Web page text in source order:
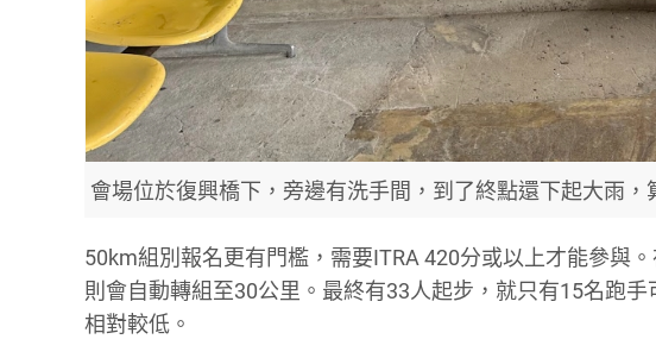
會場位於復興橋下，旁邊有洗手間，到了終點還下起大雨
50km組別報名更有門檻，需要ITRA 420分或以上才能參與
則會自動轉組至30公里。最終有33人起步，就只有15名跑
相對較低。